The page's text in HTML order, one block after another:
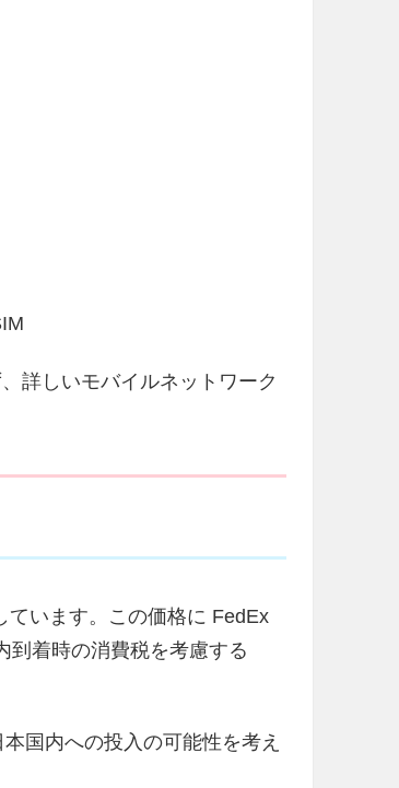
詳しいモバイルネットワーク
ています。この価格に FedEx
到着時の消費税を考慮する
国内への投入の可能性を考え